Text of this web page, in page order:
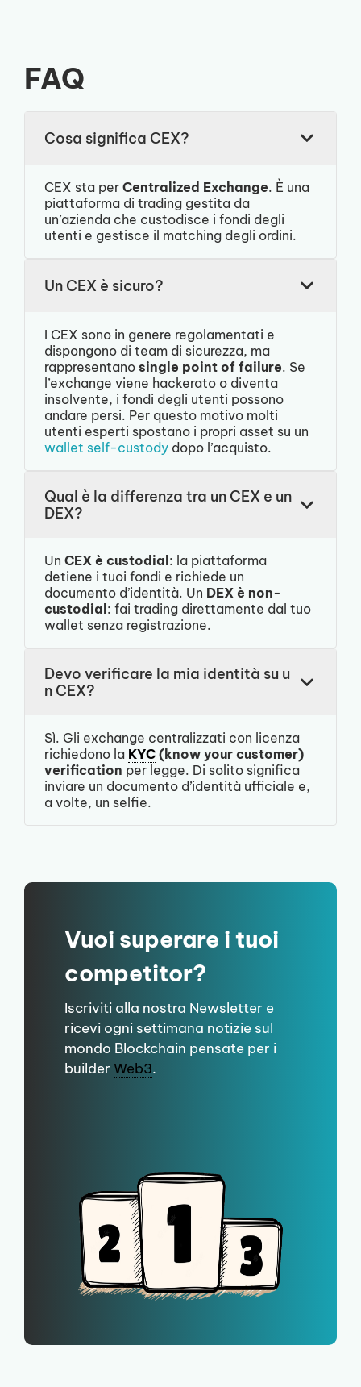
FAQ
Cosa significa CEX?
CEX sta per Centralized Exchange. È una
piattaforma di trading gestita da
un’azienda che custodisce i fondi degli
utenti e gestisce il matching degli ordini.
Un CEX è sicuro?
I CEX sono in genere regolamentati e
dispongono di team di sicurezza, ma
rappresentano single point of failure. Se
l’exchange viene hackerato o diventa
insolvente, i fondi degli utenti possono
andare persi. Per questo motivo molti
utenti esperti spostano i propri asset su un
wallet self-custody dopo l’acquisto.
Qual è la differenza tra un CEX e un
DEX?
Un CEX è custodial : la piattaforma
detiene i tuoi fondi e richiede un
documento d’identità. Un DEX è non-
custodial : fai trading direttamente dal tuo
wallet senza registrazione.
Devo verificare la mia identità su u
n CEX?
Sì. Gli exchange centralizzati con licenza
richiedono la KYC (know your customer)
verification per legge. Di solito significa
inviare un documento d’identità ufficiale e,
a volte, un selfie.
Vuoi superare i tuoi
competitor?
Iscriviti alla nostra Newsletter e
ricevi ogni settimana notizie sul
mondo Blockchain pensate per i
builder Web3.